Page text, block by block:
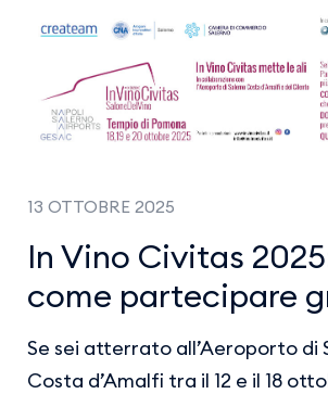
13 OTTOBRE 2025
In Vino Civitas
come partecipare
Se sei atterrato all’Aeroporto di
Costa d’Amalfi tra il 12 e il 18